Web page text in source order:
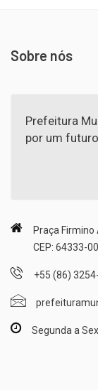
Sobre nós
Prefeitura
por um
Praça Firmino
CEP: 64333-
+55 (86)
Segunda a